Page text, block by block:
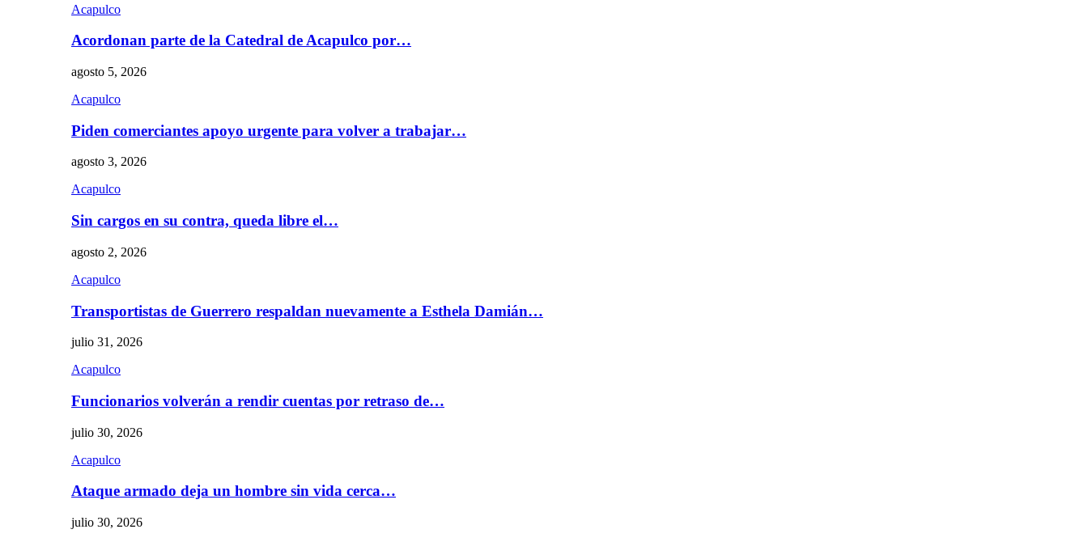
Acapulco
Acordonan parte de la Catedral de Acapulco por…
agosto 5, 2026
Acapulco
Piden comerciantes apoyo urgente para volver a trabajar…
agosto 3, 2026
Acapulco
Sin cargos en su contra, queda libre el…
agosto 2, 2026
Acapulco
Transportistas de Guerrero respaldan nuevamente a Esthela Damián…
julio 31, 2026
Acapulco
Funcionarios volverán a rendir cuentas por retraso de…
julio 30, 2026
Acapulco
Ataque armado deja un hombre sin vida cerca…
julio 30, 2026